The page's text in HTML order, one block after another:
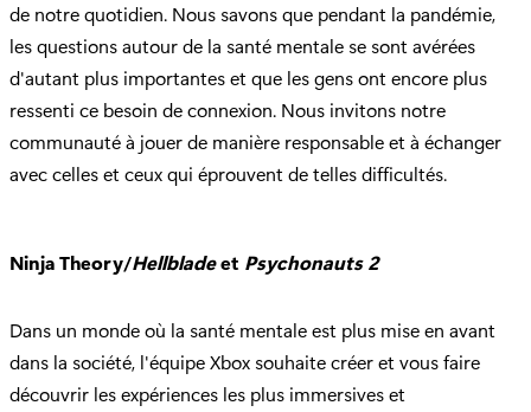
de notre quotidien. Nous savons que pendant la pandémie,
les questions autour de la santé mentale se sont avérées
d'autant plus importantes et que les gens ont encore plus
ressenti ce besoin de connexion. Nous invitons notre
communauté à jouer de manière responsable et à échanger
avec celles et ceux qui éprouvent de telles difficultés.
Ninja Theory/Hellbladeet Psychonauts 2
Dans un monde où la santé mentale est plus mise en avant
dans la société, l'équipe Xbox souhaite créer et vous faire
découvrir les expériences les plus immersives et